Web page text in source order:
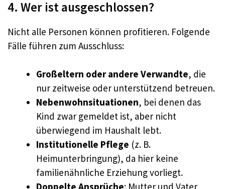
4. Wer ist ausgeschlossen?
Nicht alle Personen können profitieren. Folgende
Fälle führen zum Ausschluss:
Großeltern oder andere Verwandte, die
nur zeitweise oder unterstützend betreuen.
Nebenwohnsituationen, bei denen das
Kind zwar gemeldet ist, aber nicht
überwiegend im Haushalt lebt.
Institutionelle Pflege (z. B.
Heimunterbringung), da hier keine
familienähnliche Erziehung vorliegt.